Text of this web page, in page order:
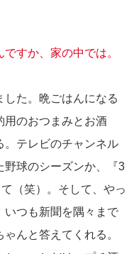
すか、家の中では。
た。晩ごはんになる
用のおつまみとお酒
。テレビのチャンネル
野球のシーズンか、『3
（笑）。そして、やっ
いつも新聞を隅々まで
んと答えてくれる。